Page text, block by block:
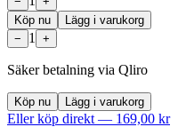
Köp nu
Lägg i varukorg
−
1 +
Säker betalning via Qliro
Köp nu Lägg i varukorg
Eller köp direkt — 169,00 kr